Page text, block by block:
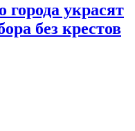
города украсят
без крестов